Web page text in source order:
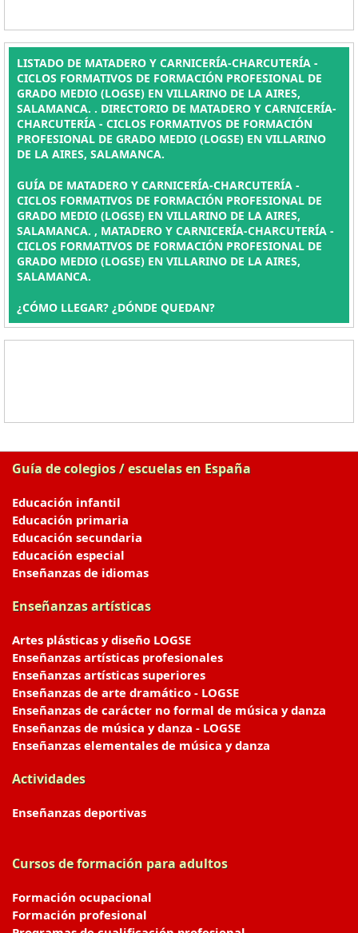
LISTADO DE MATADERO Y CARNICERÍA-CHARCUTERÍA -
CICLOS FORMATIVOS DE FORMACIÓN PROFESIONAL DE
GRADO MEDIO (LOGSE) EN VILLARINO DE LA AIRES,
SALAMANCA. . DIRECTORIO DE MATADERO Y CARNICERÍA-
CHARCUTERÍA - CICLOS FORMATIVOS DE FORMACIÓN
PROFESIONAL DE GRADO MEDIO (LOGSE) EN VILLARINO
DE LA AIRES, SALAMANCA.
GUÍA DE MATADERO Y CARNICERÍA-CHARCUTERÍA -
CICLOS FORMATIVOS DE FORMACIÓN PROFESIONAL DE
GRADO MEDIO (LOGSE) EN VILLARINO DE LA AIRES,
SALAMANCA. , MATADERO Y CARNICERÍA-CHARCUTERÍA -
CICLOS FORMATIVOS DE FORMACIÓN PROFESIONAL DE
GRADO MEDIO (LOGSE) EN VILLARINO DE LA AIRES,
SALAMANCA.
¿CÓMO LLEGAR? ¿DÓNDE QUEDAN?
Guía de colegios / escuelas en España
Educación infantil
Educación primaria
Educación secundaria
Educación especial
Enseñanzas de idiomas
Enseñanzas artísticas
Artes plásticas y diseño LOGSE
Enseñanzas artísticas profesionales
Enseñanzas artísticas superiores
Enseñanzas de arte dramático - LOGSE
Enseñanzas de carácter no formal de música y danza
Enseñanzas de música y danza - LOGSE
Enseñanzas elementales de música y danza
Actividades
Enseñanzas deportivas
Cursos de formación para adultos
Formación ocupacional
Formación profesional